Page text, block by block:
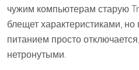
чужим компьютерам старую
блещет характеристиками,
питанием просто
нетронутыми.